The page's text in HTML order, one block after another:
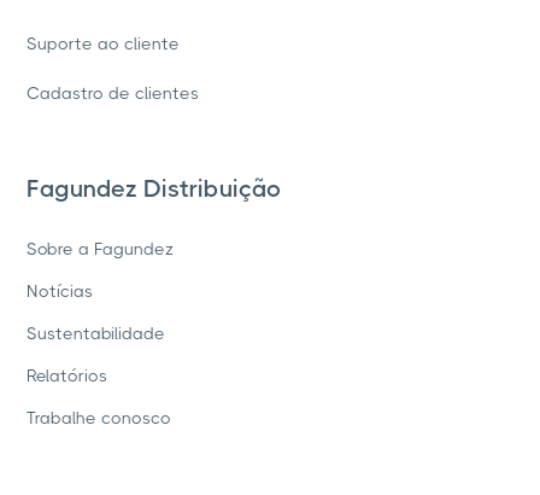
Suporte ao cliente
Cadastro de clientes
Fagundez Distribuição
Sobre a Fagundez
Notícias
Sustentabilidade
Relatórios
Trabalhe conosco